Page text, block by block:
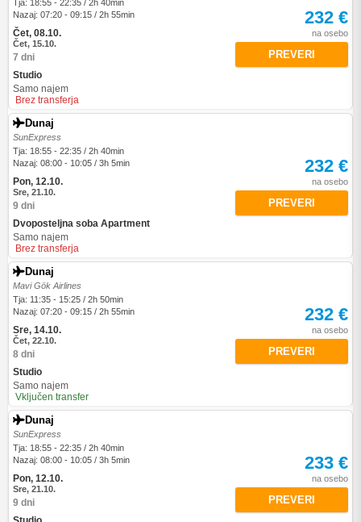
Tja: 18:55 - 22:35 / 2h 40min
Nazaj: 07:20 - 09:15 / 2h 55min
Čet, 08.10.
Čet, 15.10.
7 dni
Studio
Samo najem
Brez transferja
232 €
na osebo
PREVERI
Dunaj
SunExpress
Tja: 18:55 - 22:35 / 2h 40min
Nazaj: 08:00 - 10:05 / 3h 5min
Pon, 12.10.
Sre, 21.10.
9 dni
Dvoposteljna soba Apartment
Samo najem
Brez transferja
232 €
na osebo
PREVERI
Dunaj
Mavi Gök Airlines
Tja: 11:35 - 15:25 / 2h 50min
Nazaj: 07:20 - 09:15 / 2h 55min
Sre, 14.10.
Čet, 22.10.
8 dni
Studio
Samo najem
Vključen transfer
232 €
na osebo
PREVERI
Dunaj
SunExpress
Tja: 18:55 - 22:35 / 2h 40min
Nazaj: 08:00 - 10:05 / 3h 5min
Pon, 12.10.
Sre, 21.10.
9 dni
233 €
na osebo
PREVERI